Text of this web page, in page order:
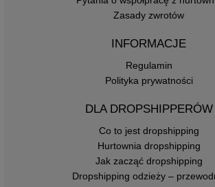
Zasady zwrotów
INFORMACJE
Regulamin
Polityka prywatności
DLA DROPSHIPPERÓW
Co to jest dropshipping
Hurtownia dropshipping
Jak zacząć dropshipping
Dropshipping odzieży –